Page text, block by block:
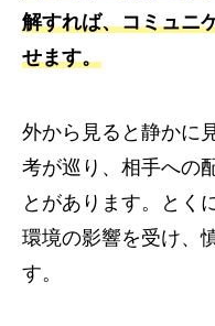
解すれば、コミュニ
せます。
外から見ると静かに
考が巡り、相手への
とがあります。とく
環境の影響を受け、
す。